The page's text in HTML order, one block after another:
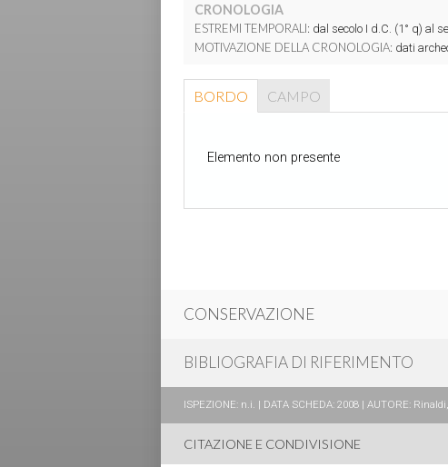
CRONOLOGIA
ESTREMI TEMPORALI: dal secolo I d.C. (1° q) al
MOTIVAZIONE DELLA CRONOLOGIA: dati
BORDO CAMPO
Elemento non presente
CONSERVAZIONE
BIBLIOGRAFIA DI RIFERIMENTO
ISPEZIONE: n.i. | DATA SCHEDA: 2008 | AUTORE:
CITAZIONE E CONDIVISIONE